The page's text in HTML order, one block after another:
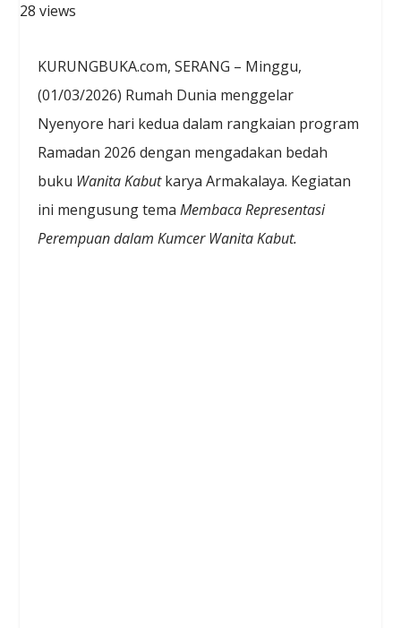
28 views
KURUNGBUKA.com, SERANG – Minggu,
(01/03/2026) Rumah Dunia menggelar
Nyenyore hari kedua dalam rangkaian program
Ramadan 2026 dengan mengadakan bedah
buku Wanita Kabutkarya Armakalaya. Kegiatan
ini mengusung temaMembaca Representasi
Perempuan dalam Kumcer Wanita Kabut.